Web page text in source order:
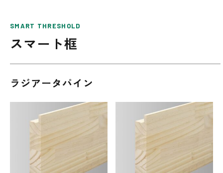
SMART THRESHOLD
スマート框
ラジアータパイン